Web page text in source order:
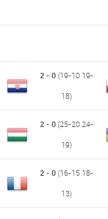
2 - 0(19-10 19-
18)
2 - 0(25-20 24-
19)
2 - 0(16-15 18-
13)